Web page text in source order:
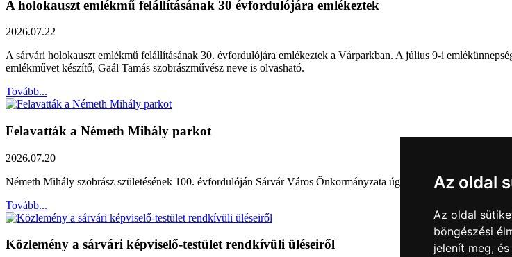
Az oldal
Az oldal
böngészési
jelenít meg,
A holokauszt emlékmű felállításának 30 évfordulójára emlékeztek
2026.07.22
A sárvári holokauszt emlékmű felállításának 30. évfordulójára emlékeztek a Várparkban. A július 9-i
emlékművet készítő, Gaál Tamás szobrászművész neve is olvasható.
Tovább...
Felavatták a Németh Mihály parkot
2026.07.20
Németh Mihály szobrász születésének 100. évfordulóján Sárvár Város Önkormányzata úgy határozott, hogy
Tovább...
Közlemény a sárvári képviselő-testület rendkívüli üléseiről